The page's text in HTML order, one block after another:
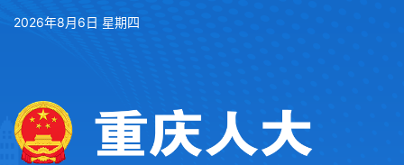
2026年8月6日 星期四